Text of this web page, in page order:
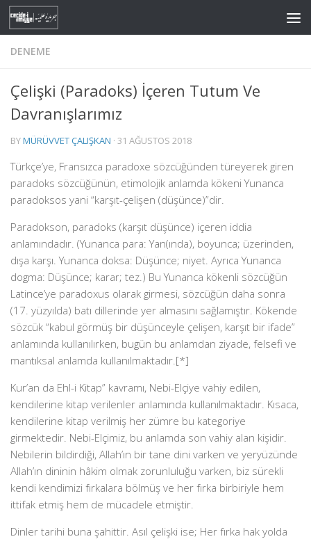
Skip to content
DENEME
Çelişki (Paradoks) İçeren Tutum Ve
Davranışlarımız
BYMÜRÜVVET ÇALIŞKAN · 31 AĞUSTOS 2018
Türkçe’ye, Fransızca paradoxe sözcüğünden türeyerek giren
paradoks sözcüğünün, etimolojik anlamda kökeni Yunanca
paradoksos yani “karşıt-çelişen (düşünce)”dir.
Paradokson, paradoks (karşıt düşünce) içeren iddia
anlamındadır. (Yunanca para: Yan(ında), boyunca; üzerinden,
dışa karşı. Yunanca doksa: Düşünce; niyet. Ayrıca Yunanca
dogma: Düşünce; karar; tez.) Bu Yunanca kökenli sözcüğün
Latince’ye paradoxus olarak girmesi, sözcüğün daha sonra
(17. yüzyılda) batı dillerinde yer almasını sağlamıştır. Kökende
sözcük “kabul görmüş bir düşünceyle çelişen, karşıt bir ifade”
anlamında kullanılırken, bugün bu anlamdan ziyade, felsefi ve
mantıksal anlamda kullanılmaktadır.[*]
Kur’an da Ehl-i Kitap” kavramı, Nebi-Elçiye vahiy edilen,
kendilerine kitap verilenler anlamında kullanılmaktadır. Kısaca,
kendilerine kitap verilmiş her zümre bu kategoriye
girmektedir. Nebi-Elçimiz, bu anlamda son vahiy alan kişidir.
Nebilerin bildirdiği, Allah’ın bir tane dini varken ve yeryüzünde
Allah’ın dininin hâkim olmak zorunluluğu varken, biz sürekli
kendi kendimizi fırkalara bölmüş ve her fırka birbiriyle hem
ittifak etmiş hem de mücadele etmiştir.
Dinler tarihi buna şahittir. Asıl çelişki ise; Her fırka hak yolda